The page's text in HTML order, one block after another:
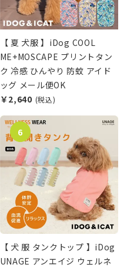
【 夏 犬服 】iDog COOL
ME+MOSCAPE プリントタン
ク 冷感 ひんやり 防蚊 アイド
ッグ メール便OK
￥2,640 (税込)
【 犬 服 タンクトップ 】iDog
UNAGE アンエイジ ウェルネ